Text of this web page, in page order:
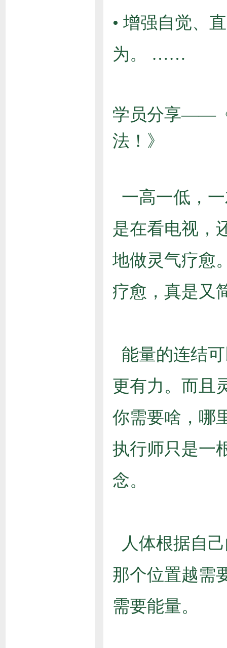
• 增强自觉、
为。 ……
学员分享——
法！》
一高一低，
是在看电视，
地做灵气疗愈
疗愈，真是又
能量的连结
更有力。而且
你需要啥，哪
执行师只是一
念。
人体根据自
那个位置越需
需要能量。